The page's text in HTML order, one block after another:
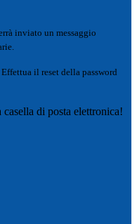
inviato un messaggio
il reset della password
di posta elettronica!